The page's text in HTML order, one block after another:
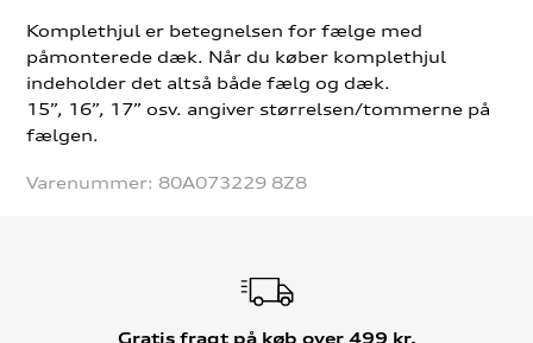
Komplethjul er betegnelsen for fælge med
påmonterede dæk. Når du køber komplethjul
indeholder det altså både fælg og dæk.
15”, 16”, 17” osv. angiver størrelsen/tommerne på
fælgen.
Varenummer: 80A073229 8Z8
Gratis fragt på køb over 499 kr.